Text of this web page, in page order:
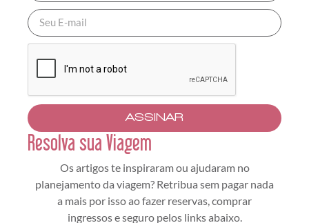
ASSINAR
Resolva sua Viagem
Os artigos te inspiraram ou ajudaram no
planejamento da viagem? Retribua sem pagar nada
a mais por isso ao fazer reservas, comprar
ingressos e seguro pelos links abaixo.